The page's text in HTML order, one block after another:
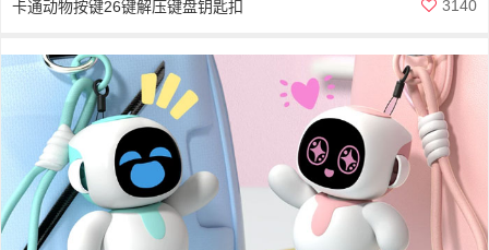
卡通动物按键26键解压键盘钥匙扣 3140